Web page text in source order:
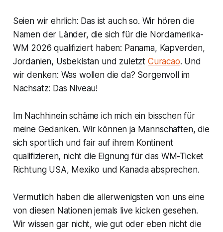
Seien wir ehrlich: Das ist auch so. Wir hören die
Namen der Länder, die sich für die Nordamerika-
WM 2026 qualifiziert haben: Panama, Kapverden,
Jordanien, Usbekistan und zuletzt Curacao. Und
wir denken: Was wollen die da? Sorgenvoll im
Nachsatz: Das Niveau!
Im Nachhinein schäme ich mich ein bisschen für
meine Gedanken. Wir können ja Mannschaften, die
sich sportlich und fair auf ihrem Kontinent
qualifizieren, nicht die Eignung für das WM-Ticket
Richtung USA, Mexiko und Kanada absprechen.
Vermutlich haben die allerwenigsten von uns eine
von diesen Nationen jemals live kicken gesehen.
Wir wissen gar nicht, wie gut oder eben nicht die